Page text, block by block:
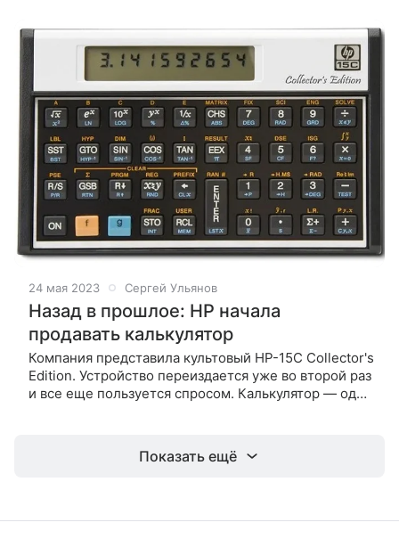
24 мая 2023 Сергей Ульянов
Назад в прошлое: HP начала
продавать калькулятор
Компания представила культовый HP-15C Collector's
Edition. Устройство переиздается уже во второй раз
и все еще пользуется спросом. Калькулятор — одна
Показать ещё